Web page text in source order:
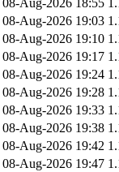
08-Aug-2026 18:55
08-Aug-2026 19:03
08-Aug-2026 19:10
08-Aug-2026 19:17
08-Aug-2026 19:24
08-Aug-2026 19:28
08-Aug-2026 19:33
08-Aug-2026 19:38
08-Aug-2026 19:42
08-Aug-2026 19:47